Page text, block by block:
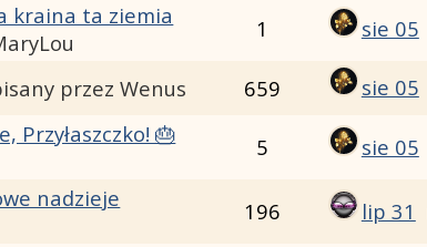
kraina ta ziemia
1 sie 05
przez Wenus 659 sie 05
Przyłaszczko! 🎂
5 sie 05
nadzieje
196 lip 31